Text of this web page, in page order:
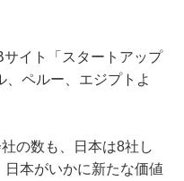
イト「スタートアップ
ペルー、エジプトよ
の数も、日本は8社し
本がいかに新たな価値